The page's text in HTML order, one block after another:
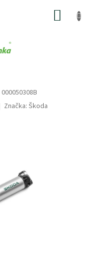
000050308B
Značka: Škoda